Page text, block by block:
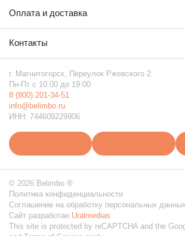
Оплата и доставка
Контакты
г. Магнитогорск, Переулок Ржевского 2
Пн-Пт с 10:00 до 19:00
8 (800) 201-34-51
info@belimbo.ru
ИНН: 744609229906
© 2026 Belimbo ®
Политика конфиденциальности
Соглашение на обработку персональных данных
Сайт разработан Uralmedias
This site is protected by reCAPTCHA and the